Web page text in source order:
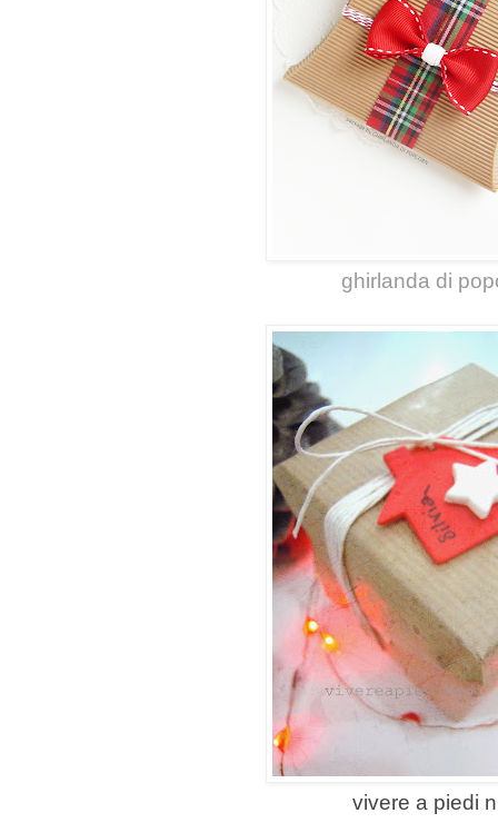
ghirlanda di
vivere a piedi